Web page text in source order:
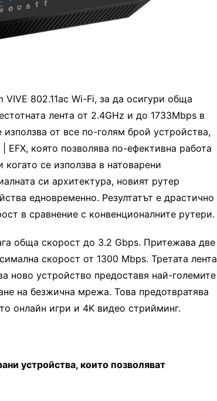
802.11ac Wi-Fi, за да осигури общa
лента от 2.4GHz и до 1733Mbps в
от все по-голям брой устройства,
която позволява по-ефективна работа
се използва в натоварени
си архитектура, новият рутер
едновременно. Резултатът е драстично
в сравнение с конвенционалните рутери.
обща скорост до 3.2 Gbps. Притежава две
скорост от 1300 Mbps. Третата лента
ново устройство предоставя най-големите
на безжична мрежа. Това предотвратява
онлайн игри и 4K видео стрийминг.
устройства, които позволяват